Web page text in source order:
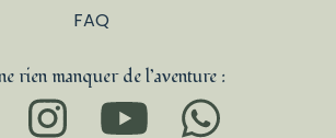
FAQ
rien manquer de l’aventure :
Instagram